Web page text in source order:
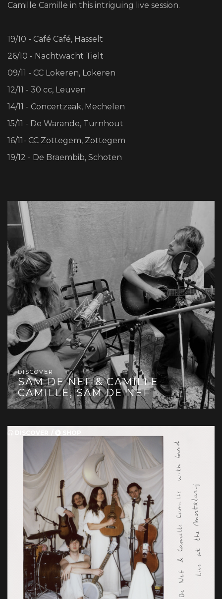
Camille Camille in this intriguing live session.
19/10 - Café Café, Hasselt
26/10 - Nachtwacht Tielt
09/11 - CC Lokeren, Lokeren
12/11 - 30 cc, Leuven
14/11 - Concertzaak, Mechelen
15/11 - De Warande, Turnhout
16/11- CC Zottegem, Zottegem
19/12 - De Braembib, Schoten
DISCOVER
SAM DE NEF & CAMILLE
CAMILLE,SAM DE NEF
DISCOVER